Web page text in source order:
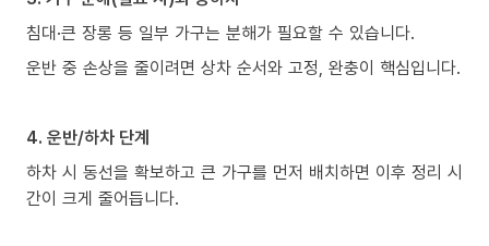
침대·큰 장롱 등 일부 가구는 분해가 필요할 수 있습니다.
운반 중 손상을 줄이려면 상차 순서와 고정, 완충이 핵심입니다.
4. 운반/하차 단계
하차 시 동선을 확보하고 큰 가구를 먼저 배치하면 이후 정리 시
간이 크게 줄어듭니다.